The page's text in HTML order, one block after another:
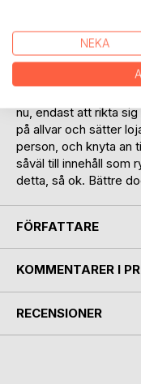
författare, har
Göteborgs Handels-
avsett att utkomma
nu, endast att rikta
på allvar och sätter
person, och knyta an
såväl till innehåll som
detta, så ok. Bättre
FÖRFATTARE
KOMMENTARER I
RECENSIONER
NEKA